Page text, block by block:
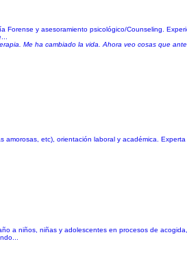
Forense y asesoramiento psicológico/Counseling.
Me ha cambiado la vida. Ahora veo cosas que
etc), orientación laboral y académica. Experta
a niños, niñas y adolescentes en procesos de acogida,